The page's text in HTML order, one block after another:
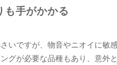
も手がかかる
いですが、物音やニオイに敏
グが必要な品種もあり、意外